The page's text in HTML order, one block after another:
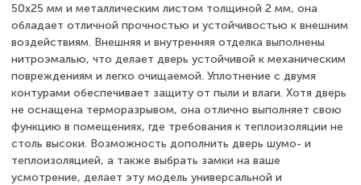
50х25 мм и металлическим листом толщиной 2 мм, она
обладает отличной прочностью и устойчивостью к внешним
воздействиям. Внешняя и внутренняя отделка выполнены
нитроэмалью, что делает дверь устойчивой к механическим
повреждениям и легко очищаемой. Уплотнение с двумя
контурами обеспечивает защиту от пыли и влаги. Хотя дверь
не оснащена терморазрывом, она отлично выполняет свою
функцию в помещениях, где требования к теплоизоляции не
столь высоки. Возможность дополнить дверь шумо- и
теплоизоляцией, а также выбрать замки на ваше
усмотрение, делает эту модель универсальной и